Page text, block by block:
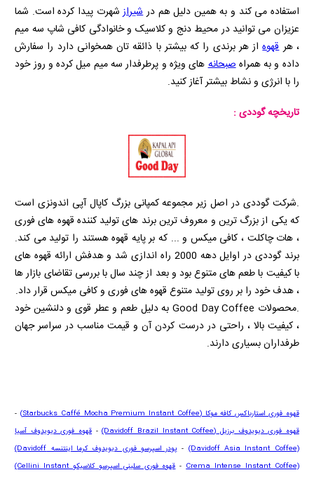
استفاده می کند و به همین دلیل هم درشیرازشهرت پیدا کرده است. شما
عزیزان می توانید در محیط دنج و کلاسیک و خانوادگی کافی شاپ سه میم
، هرقهوهاز هر برندی را که بیشتر با ذائقه تان همخوانی دارد را سفارش
داده و به همراهصبحانههای ویژه و پرطرفدار سه میم میل کرده و روز خود
را با انرژی و نشاط بیشتر آغاز کنید.
تاریخچه گوددی :
.شرکت گوددی در اصل زیر مجموعه کمپانی بزرگ کاپال آپی اندونزی است
که یکی از بزرگ ترین و معروف ترین برند های تولید کننده قهوه های فوری
، هات چاکلت ، کافی میکس و ... که بر پایه قهوه هستند را تولید می کند.
برند گوددی در اوایل دهه 2000 راه اندازی شد و هدفش ارائه قهوه های
با کیفیت با طعم های متنوع بود و بعد از چند سال با بررسی تقاضای بازار ها
، هدف خود را بر روی تولید متنوع قهوه های فوری و کافی میکس قرار داد.
.محصولات Good Day Coffee به دلیل طعم و عطر قوی و دلنشین خود
، کیفیت بالا ، راحتی در درست کردن آن و قیمت مناسب در سراسر جهان
طرفداران بسیاری دارند.
قهوه فوری استارباکس کافه موکا(Starbucks Caffé Mocha Premium Instant Coffee)
-
قهوه فوری دیویدوف برزیل(Davidoff Brazil Instant Coffee)
- قهوه فوری دیویدوف آسیا
(Davidoff Asia Instant Coffee)
-پودر اسپرسو فوری دیویدوف کرما اینتنسه(Davidoff
Crema Intense Instant Coffee)
-قهوه فوری سلینی اسپرسو کلاسیکو(Cellini Instant